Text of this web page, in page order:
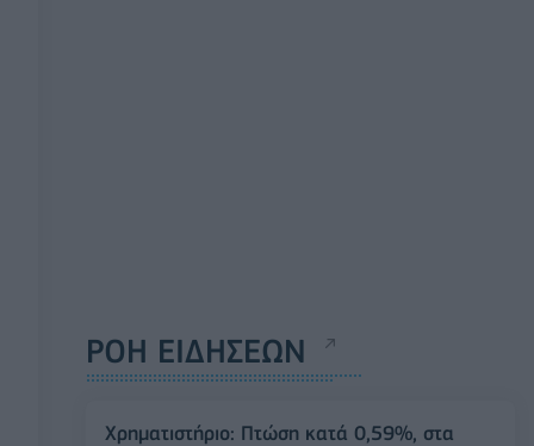
ΡΟΗ ΕΙΔΗΣΕΩΝ
Χρηματιστήριο: Πτώση κατά 0,59%, στα